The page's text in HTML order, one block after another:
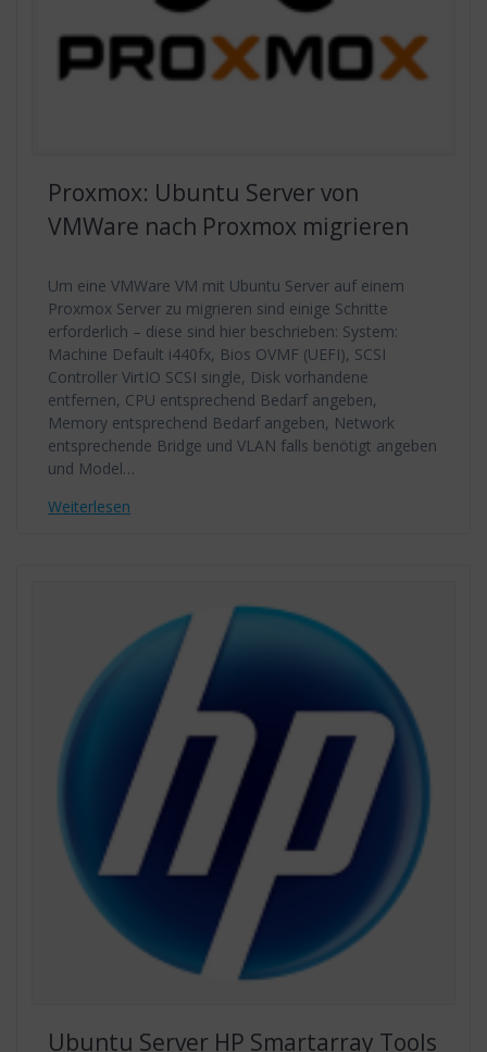
Proxmox: Ubuntu Server von
VMWare nach Proxmox migrieren
Um eine VMWare VM mit Ubuntu Server auf einem
Proxmox Server zu migrieren sind einige Schritte
erforderlich – diese sind hier beschrieben: System:
Machine Default i440fx, Bios OVMF (UEFI), SCSI
Controller VirtIO SCSI single, Disk vorhandene
entfernen, CPU entsprechend Bedarf angeben,
Memory entsprechend Bedarf angeben, Network
entsprechende Bridge und VLAN falls benötigt angeben
und Model…
Weiterlesen
Ubuntu Server HP Smartarray Tools